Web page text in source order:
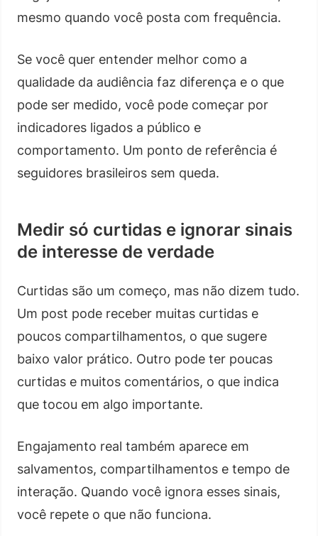
mesmo quando você posta com frequência.
Se você quer entender melhor como a
qualidade da audiência faz diferença e o que
pode ser medido, você pode começar por
indicadores ligados a público e
comportamento. Um ponto de referência é
seguidores brasileiros sem queda.
Medir só curtidas e ignorar sinais
de interesse de verdade
Curtidas são um começo, mas não dizem tudo.
Um post pode receber muitas curtidas e
poucos compartilhamentos, o que sugere
baixo valor prático. Outro pode ter poucas
curtidas e muitos comentários, o que indica
que tocou em algo importante.
Engajamento real também aparece em
salvamentos, compartilhamentos e tempo de
interação. Quando você ignora esses sinais,
você repete o que não funciona.